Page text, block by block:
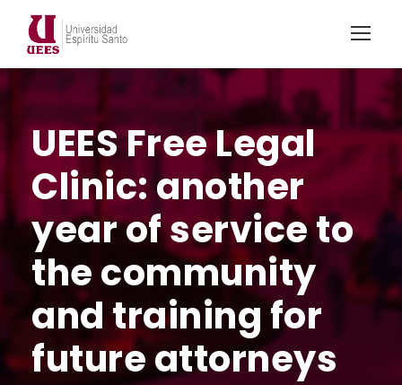
UEES Free Legal
Clinic: another
year of service to
the community
and training for
future attorneys